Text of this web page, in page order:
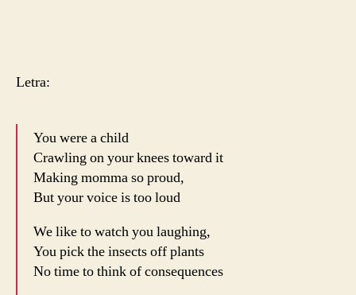
Letra:
You were a child
Crawling on your knees toward it
Making momma so proud,
But your voice is too loud
We like to watch you laughing,
You pick the insects off plants
No time to think of consequences